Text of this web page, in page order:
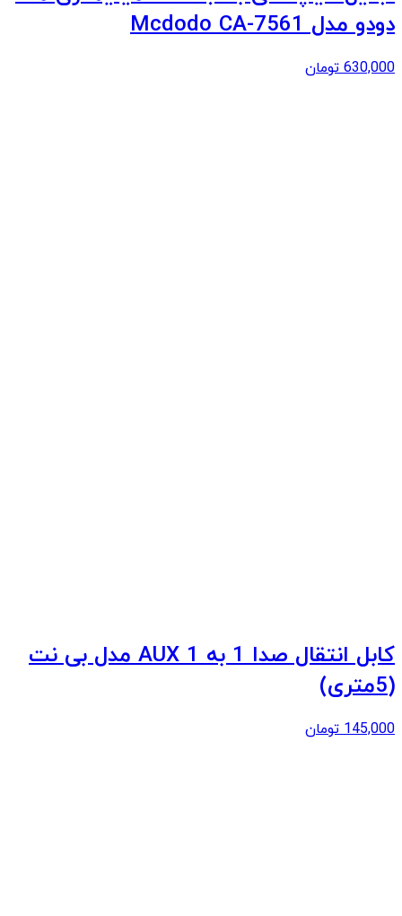
دودو مدل Mcdodo CA-7561
630,000 تومان
کابل انتقال صدا 1 به 1 AUX مدل بی نت
(5متری)
145,000 تومان